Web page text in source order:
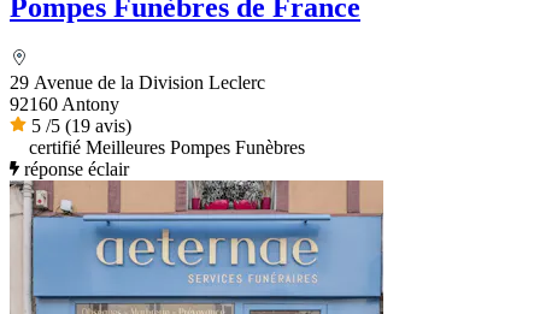
Pompes Funèbres de France
29 Avenue de la Division Leclerc
92160 Antony
5 /5 (19 avis)
certifié Meilleures Pompes Funèbres
réponse éclair